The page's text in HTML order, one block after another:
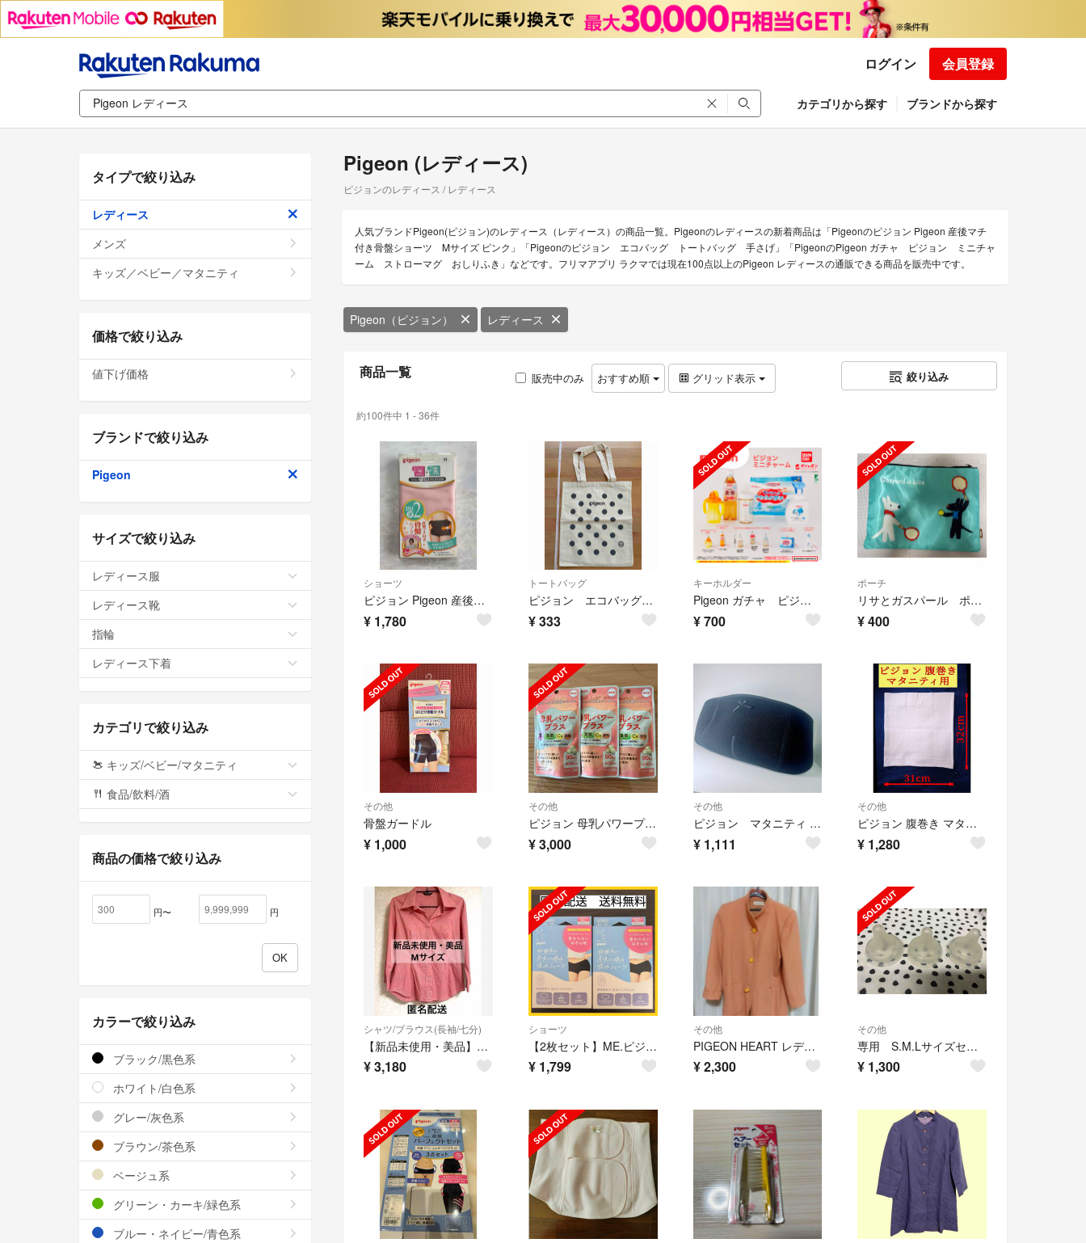
ログイン 会員登録
カテゴリから探す ブランドから探す
Pigeon (レディース)
ピジョンのレディース / レディース
人気ブランドPigeon(ピジョン)のレディース（レディース）の商品一覧。Pigeonのレディースの新着商品は「Pigeonのピジョン Pigeon 産後マチ
付き骨盤ショーツ Mサイズ ピンク」「Pigeonのピジョン エコバッグ トートバッグ 手さげ」「PigeonのPigeon ガチャ ピジョン ミニチャ
ーム ストローマグ おしりふき」などです。フリマアプリ ラクマでは現在100点以上のPigeon レディースの通販できる商品を販売中です。
Pigeon（ピジョン） レディース
商品一覧 販売中のみ おすすめ順 グリッド表示 絞り込み
約100件中 1 - 36件
ショーツ
ピジョン Pigeon 産後マチ付き骨盤ショーツ Mサイズ ピンク
¥ 1,780
トートバッグ
ピジョン エコバッグ トートバッグ 手さげ
¥333
キーホルダー
Pigeon ガチャ ピジョン ミニチャーム ストローマグ おしりふき
¥700
ポーチ
リサとガスパール ポーチ
¥400
その他
骨盤ガードル
¥ 1,000
その他
ピジョン 母乳パワープラス 錠剤(90粒入) 3袋
¥3,000
その他
ピジョン マタニティ 妊婦帯 ベルトタイプ 骨盤ベルト M～Lサイズ
¥ 1,111
その他
ピジョン 腹巻き マタニティ用 L～LL
¥ 1,280
シャツ/ブラウス(長袖/七分)
【新品未使用・美品】【クローバーピジョン】赤チェックシャツブラウス七分袖 襟付き
¥3,180
ショーツ
【2枚セット】ME.ピジョン 妊娠中から産後まで使える吸水ショーツ M〜Lサイズ
¥ 1,799
その他
PIGEON HEART レディースハーフコート
¥2,300
その他
専用 S.M.Lサイズセット
¥ 1,300
タイプで絞り込み
レディース
メンズ
キッズ／ベビー／マタニティ
価格で絞り込み
値下げ価格
ブランドで絞り込み
Pigeon
サイズで絞り込み
レディース服
レディース靴
指輪
レディース下着
カテゴリで絞り込み
キッズ/ベビー/マタニティ
食品/飲料/酒
商品の価格で絞り込み
円〜 円
カラーで絞り込み
ブラック/黒色系
ホワイト/白色系
グレー/灰色系
ブラウン/茶色系
ベージュ系
グリーン・カーキ/緑色系
ブルー・ネイビー/青色系